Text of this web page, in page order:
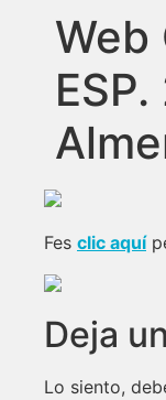
Web
Fes clic aquí
Deja
Lo siento,